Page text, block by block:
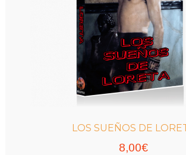
LOS SUEÑOS DE
8,00€